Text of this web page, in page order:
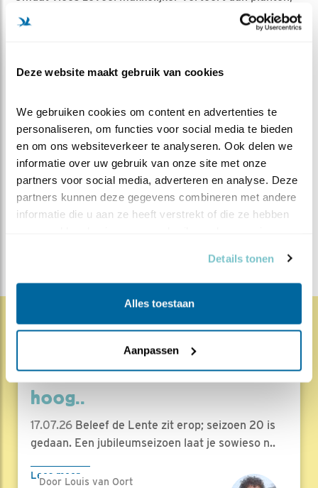
Deze website maakt gebruik van cookies
We gebruiken cookies om content en advertenties te
personaliseren, om functies voor social media te bieden
en om ons websiteverkeer te analyseren. Ook delen we
informatie over uw gebruik van onze site met onze
partners voor social media, adverteren en analyse. Deze
partners kunnen deze gegevens combineren met andere
informatie die u aan ze heeft verstrekt of die ze hebben
Details tonen
Alles toestaan
Aanpassen
kunnen vleeseters met een veel simpeler maag-en-
darmstelsel toe dan planteneters. Maar vergeleken
wel een heel bescheiden verteringsapparaat.
Vind ik leuk
Bewaar deze blog
MEER OVER
Slechtvalk
Alle Beleef de
Lente blogs
Herleef de Lente: de vele
hoog..
17.07.26 Beleef de Lente zit erop; seizoen 20 is
gedaan. Een jubileumseizoen laat je sowieso n..
Lees meer
Door Louis van Oort